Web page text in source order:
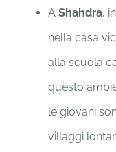
A Shahdra, in
nella casa
alla scuola
questo
le giovani
villaggi